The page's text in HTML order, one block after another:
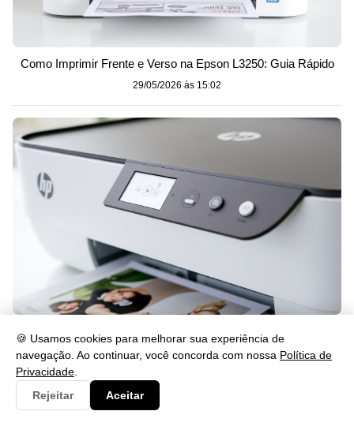
🍪 Usamos cookies para melhorar sua experiência de
navegação. Ao continuar, você concorda com nossa Política de
Privacidade
Rejeitar
Aceitar
Como Imprimir Frente e Verso na Epson L3250: Guia Rápido
29/05/2026 às 15:02
29/05/2026 às 15:02